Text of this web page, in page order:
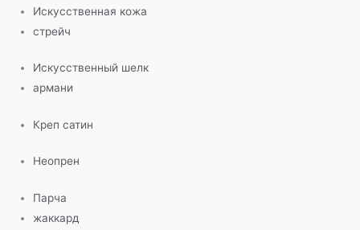
Искусственная кожа
стрейч
Искусственный шелк
армани
Креп сатин
Неопрен
Парча
жаккард